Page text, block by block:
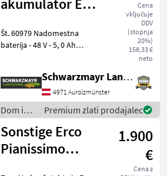
akumulator E
Cena
vključuje
DDV
(stopnja
20%)
158,33 €
neto
Št. 60979 Nadomestna
baterija - 48 V - 5, 0 Ah
veseljem predstavila
napravo/stroj in vas prosi,
da se dogovorite
Schwarzmayr Landtechnik GmbH - Aurolzmünster
4971 Aurolzmünster
Dom in
vrt /
Sonstige
Premium zlati prodajalec
Sonstige Erco
Pianissimo
1.900
€
Cena z